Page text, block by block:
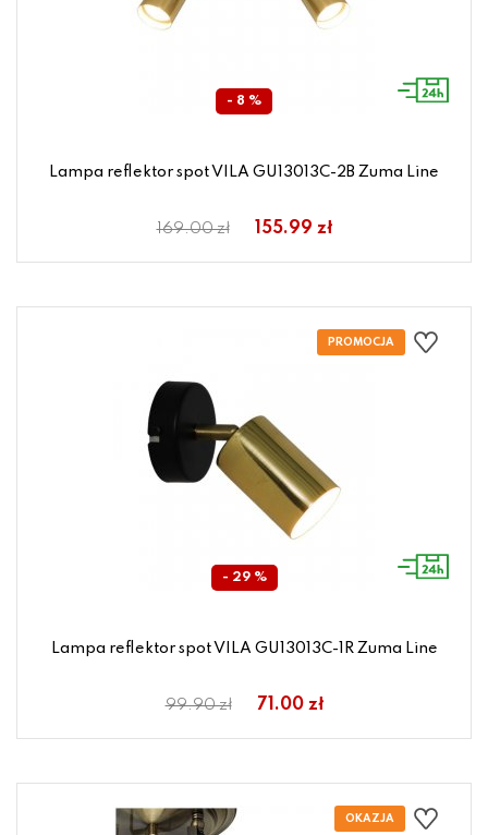
- 8 %
Lampa reflektor spot VILA GU13013C-2B Zuma Line
169.00 zł 155.99 zł
- 29 %
Lampa reflektor spot VILA GU13013C-1R Zuma Line
99.90 zł 71.00 zł